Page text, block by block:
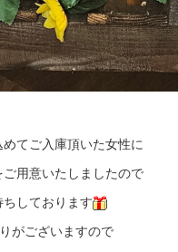
てご入庫頂いた女性に
用意いたしましたので
しております
がございますので